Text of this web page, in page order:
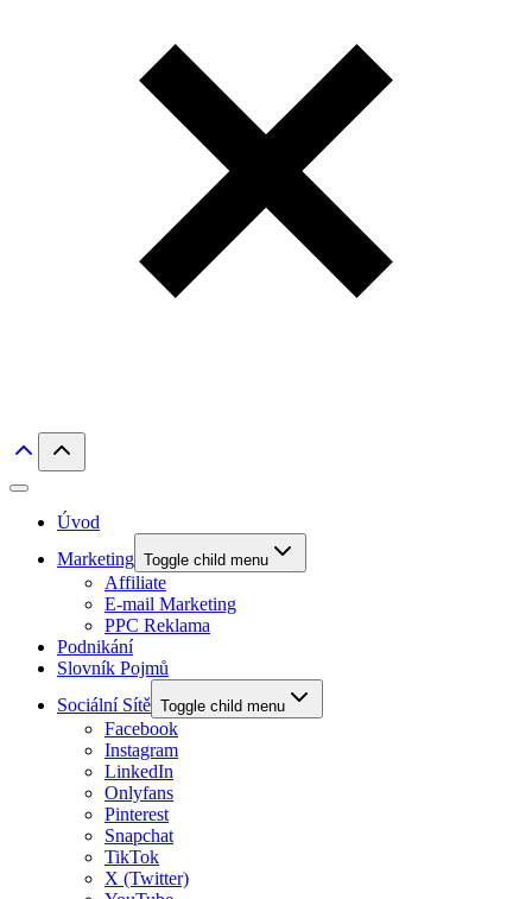
Úvod
Marketing Toggle child menu
Affiliate
E-mail Marketing
PPC Reklama
Podnikání
Slovník Pojmů
Sociální Sítě Toggle child menu
Facebook
Instagram
LinkedIn
Onlyfans
Pinterest
Snapchat
TikTok
X (Twitter)